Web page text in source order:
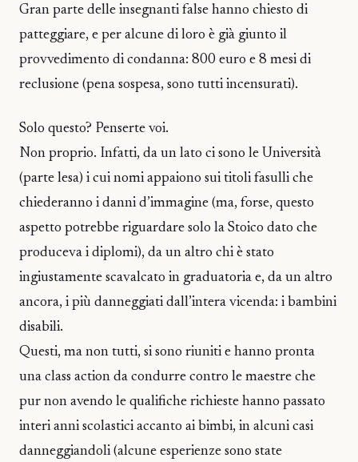
Gran parte delle insegnanti false hanno chiesto di
patteggiare, e per alcune di loro è già giunto il
provvedimento di condanna: 800 euro e 8 mesi di
reclusione (pena sospesa, sono tutti incensurati).
Solo questo? Penserte voi.
Non proprio. Infatti, da un lato ci sono le Università
(parte lesa) i cui nomi appaiono sui titoli fasulli che
chiederanno i danni d’immagine (ma, forse, questo
aspetto potrebbe riguardare solo la Stoico dato che
produceva i diplomi), da un altro chi è stato
ingiustamente scavalcato in graduatoria e, da un altro
ancora, i più danneggiati dall’intera vicenda: i bambini
disabili.
Questi, ma non tutti, si sono riuniti e hanno pronta
una class action da condurre contro le maestre che
pur non avendo le qualifiche richieste hanno passato
interi anni scolastici accanto ai bimbi, in alcuni casi
danneggiandoli (alcune esperienze sono state